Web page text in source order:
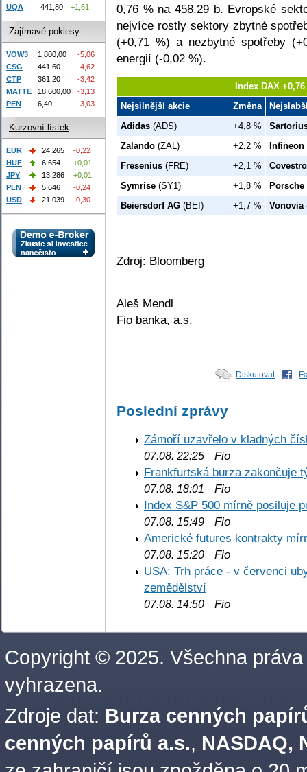
0,76 % na 458,29 b. Evropské
nejvíce rostly sektory zbytné
(+0,71 %) a nezbytné spotřeby
energií (-0,02 %).
Index DAX
Nejsilnější akcie
Změna
Adidas (ADS) +4,8 %
Zalando (ZAL) +2,2 %
Fresenius (FRE) +2,1 %
Covestro
Symrise (SY1) +1,8 %
Beiersdorf AG (BEI) +1,7 % Vonovia
Zdroj: Bloomberg
Aleš Mendl
Fio banka, a.s.
Diskutovat
Poslední zprávy
Zámoří uzavřelo v kladných
07.08. 22:25 Fio
Frankfurtská burza zakončuje
07.08. 18:01
Fio
Index S&P 500 mírně posiluje
07.08. 15:49 Fio
Americké futures kontrakty
07.08. 15:20 Fio
USA: Trh práce - v červenci
zemědělství
07.08. 14:50 Fio
UQA
441,80 +1,61
Zajímavé poklesy
VOW3 1 800,00
-5,06
CSG
441,60
-4,62
CTP
361,20
-3,42
MATTE
18 600,00
-3,13
PEN
6,40 -3,03
Kurzovní lístek
EUR 24,265
-0,22
HUF
6,654
+0,01
JPY
13,286
+0,01
PLN
5,646
-0,24
USD
21,039 -0,30
Copyright © 2025. Všechna práva
vyhrazena.
Zdroje dat: Burza cenných
cenných papírů a.s., NASDAQ,